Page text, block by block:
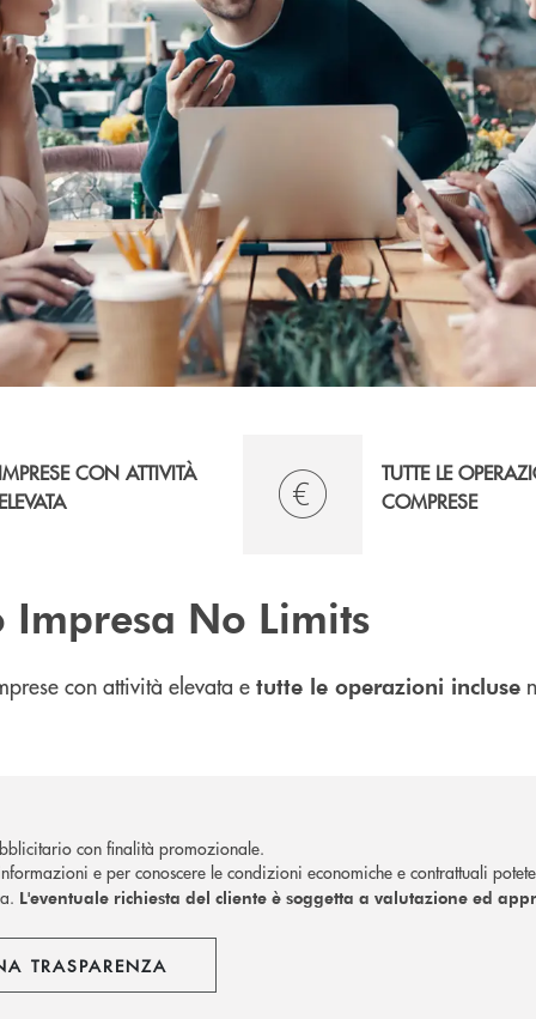
IMPRESE CON ATTIVITÀ
ELEVATA
TUTTE LE
COMPRESE
Impresa No Limits
con attività elevata e tutte le operazioni incluse
con finalità promozionale.
e per conoscere le condizioni economiche e contrattuali
L'eventuale richiesta del cliente è soggetta a valutazione ed
TRASPARENZA